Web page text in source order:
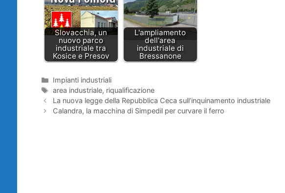
Slovacchia, un
nuovo parco
industriale tra
Kosice e Presov
L'ampliamento
dell'area
industriale di
Bressanone
Categorie
Impianti industriali
Tag
area industriale, riqualificazione
La nuova legge della Repubblica Ceca sull’inquinamento industriale
Calandra, la macchina di Simpedil per curvare il ferro